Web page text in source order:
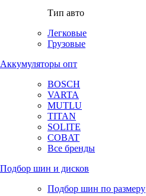
Тип авто
Легковые
Грузовые
Аккумуляторы опт
BOSCH
VARTA
MUTLU
TITAN
SOLITE
COBAT
Все бренды
Подбор шин и дисков
Подбор шин по размеру